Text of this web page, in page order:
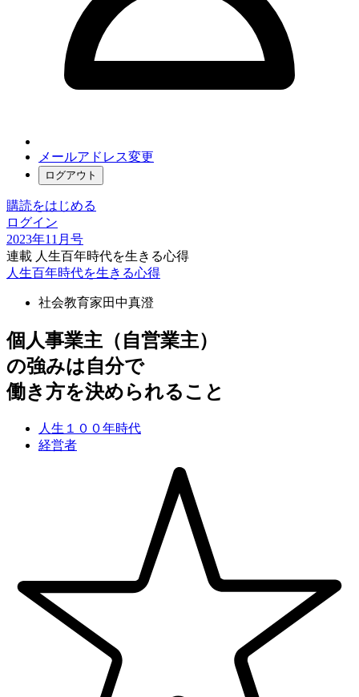
メールアドレス変更
ログアウト
購読をはじめる
ログイン
2023年11月号
連載 人生百年時代を生きる心得
人生百年時代を生きる心得
社会教育家田中真澄
個人事業主（自営業主）
の強みは自分で
働き方を決められること
人生１００年時代
経営者